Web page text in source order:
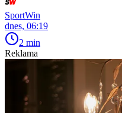
SportWin
dnes, 06:19
2 min
Reklama